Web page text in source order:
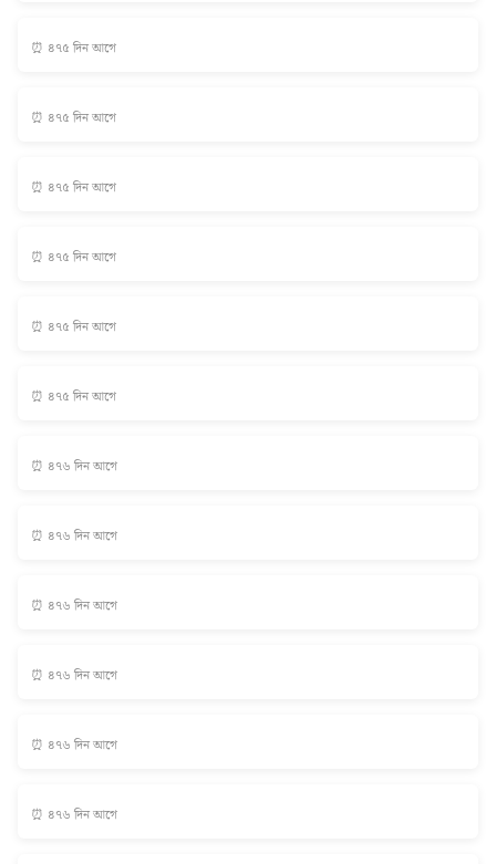
⏰ ৪৭৫ দিন আগে
⏰ ৪৭৫ দিন আগে
⏰ ৪৭৫ দিন আগে
⏰ ৪৭৫ দিন আগে
⏰ ৪৭৫ দিন আগে
⏰ ৪৭৫ দিন আগে
⏰ ৪৭৬ দিন আগে
⏰ ৪৭৬ দিন আগে
⏰ ৪৭৬ দিন আগে
⏰ ৪৭৬ দিন আগে
⏰ ৪৭৬ দিন আগে
⏰ ৪৭৬ দিন আগে